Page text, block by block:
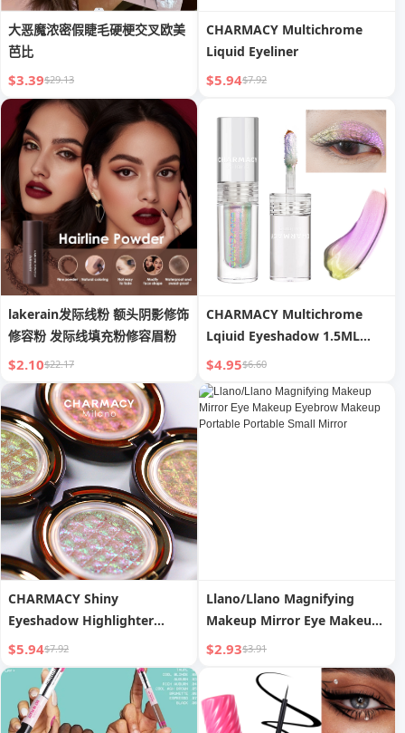
大恶魔浓密假睫毛硬梗交叉欧美
芭比
$3.39$29.13
CHARMACY Multichrome
Liquid Eyeliner
$5.94$7.92
lakerain发际线粉 额头阴影修饰
修容粉 发际线填充粉修容眉粉
$2.10$22.17
CHARMACY Multichrome
Lqiuid Eyeshadow 1.5ML
Waterproof Easy Use Eye
Shadow
$4.95$6.60
CHARMACY Shiny
Eyeshadow Highlighter
Makeup
$5.94$7.92
Llano/Llano Magnifying
Makeup Mirror Eye Makeup
Eyebrow Makeup Portable
Portable Small Mirror
$2.93$3.91